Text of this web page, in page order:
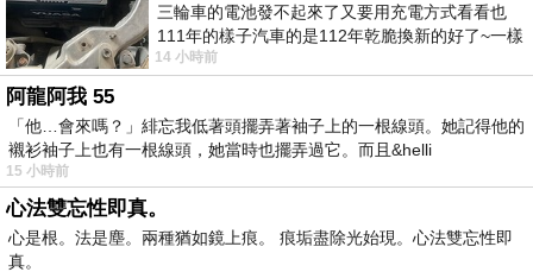
三輪車的電池發不起來了又要用充電方式看看也
111年的樣子汽車的是112年乾脆換新的好了~一樣
在阿炮電池買的漲了一百多塊吧
14 小時前
阿龍阿我 55
「他…會來嗎？」緋忘我低著頭擺弄著袖子上的一根線頭。她記得他的
襯衫袖子上也有一根線頭，她當時也擺弄過它。而且&helli
15 小時前
心法雙忘性即真。
心是根。法是塵。兩種猶如鏡上痕。 痕垢盡除光始現。心法雙忘性即
真。